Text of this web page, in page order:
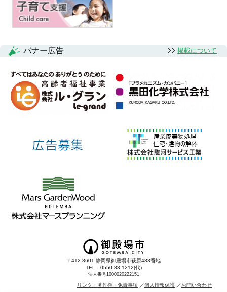
ョ
ン
バナー広告 掲載について
〒412-8601 静岡県御殿場市萩原483番地
TEL：0550-83-1212(代)
法人番号1000020222151
リンク・著作権・免責事項 個人情報保護 お問い合わせ